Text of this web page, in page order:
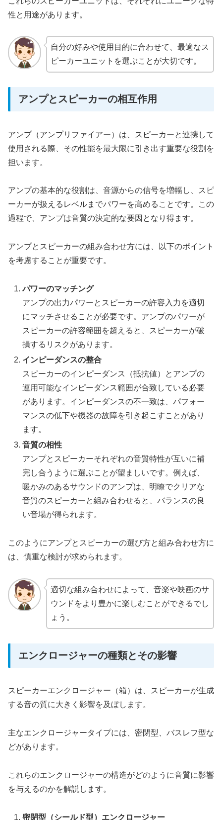
性と用途があります。
自分の好みや使用目的に合わせて、最適なス
ピーカーユニットを選ぶことが大切です。
アンプとスピーカーの相互作用
アンプ（アンプリファイアー）は、スピーカーと連携して
使用される際、その性能を最大限に引き出す重要な役割を
担います。
アンプの基本的な役割は、音源からの信号を増幅し、スピ
ーカーが扱えるレベルまでパワーを高めることです。この
過程で、アンプは音質の決定的な要因となり得ます。
アンプとスピーカーの組み合わせ方には、以下のポイント
を考慮することが重要です。
パワーのマッチング
アンプの出力パワーとスピーカーの許容入力を適切
にマッチさせることが必要です。アンプのパワーが
スピーカーの許容範囲を超えると、スピーカーが破
損するリスクがあります。
インピーダンスの整合
スピーカーのインピーダンス（抵抗値）とアンプの
運用可能なインピーダンス範囲が合致している必要
があります。インピーダンスの不一致は、パフォー
マンスの低下や機器の故障を引き起こすことがあり
ます。
音質の相性
アンプとスピーカーそれぞれの音質特性が互いに補
完し合うように選ぶことが望ましいです。例えば、
暖かみのあるサウンドのアンプは、明瞭でクリアな
音質のスピーカーと組み合わせると、バランスの良
い音場が得られます。
このようにアンプとスピーカーの選び方と組み合わせ方に
は、慎重な検討が求められます。
適切な組み合わせによって、音楽や映画のサ
ウンドをより豊かに楽しむことができるでし
ょう。
エンクロージャーの種類とその影響
スピーカーエンクロージャー（箱）は、スピーカーが生成
する音の質に大きく影響を及ぼします。
主なエンクロージャータイプには、密閉型、バスレフ型な
どがあります。
これらのエンクロージャーの構造がどのように音質に影響
を与えるのかを解説します。
密閉型（シールド型）エンクロージャー